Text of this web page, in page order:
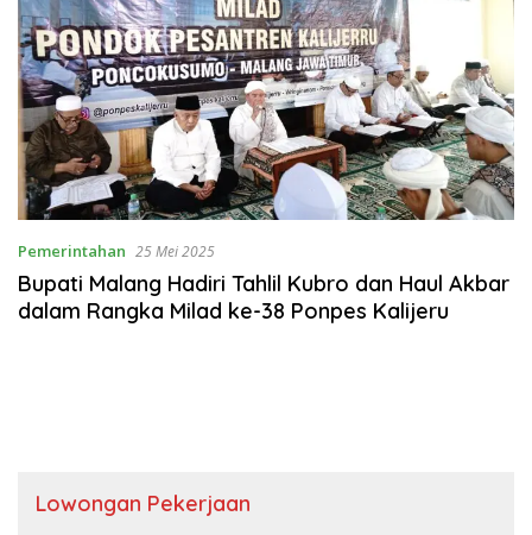
Pemerintahan 25 Mei 2025
Bupati Malang Hadiri Tahlil Kubro dan Haul Akbar
dalam Rangka Milad ke-38 Ponpes Kalijeru
Lowongan Pekerjaan